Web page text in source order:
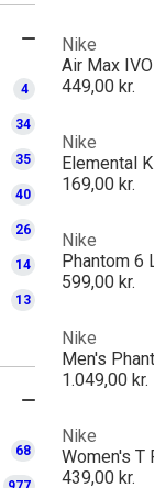
4
34
35
40
26
14
13
68
Nike
Air Max
449,00 kr.
Nike
Elemental
169,00 kr.
Nike
599,00 kr.
Nike
1.049,00 kr.
Nike
Women's T
439,00 kr.